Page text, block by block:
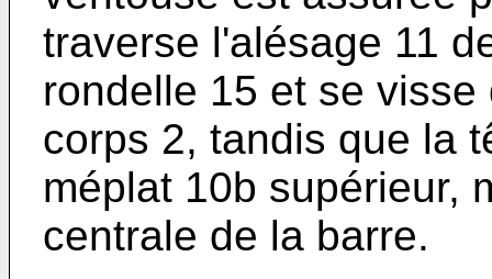
traverse l'alésage 11
rondelle 15 et se
corps 2, tandis que la
méplat 10b supérieur,
centrale de la barre.